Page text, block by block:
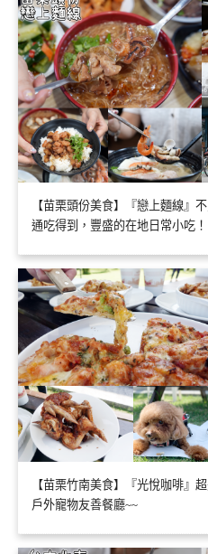
【苗栗頭份美食】『戀上麵線』
通吃得到，豐盛的在地日常小吃！
【苗栗竹南美食】『光悅咖啡』
戶外寵物友善餐廳~~